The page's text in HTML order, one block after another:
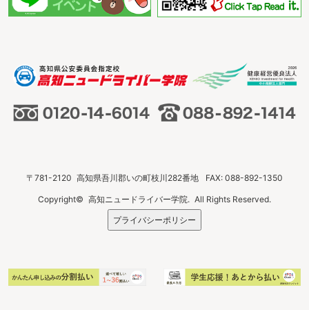
〒781-2120 高知県吾川郡いの町枝川282番地 FAX: 088-892-1350
Copyright© 高知ニュードライバー学院. All Rights Reserved.
プライバシーポリシー